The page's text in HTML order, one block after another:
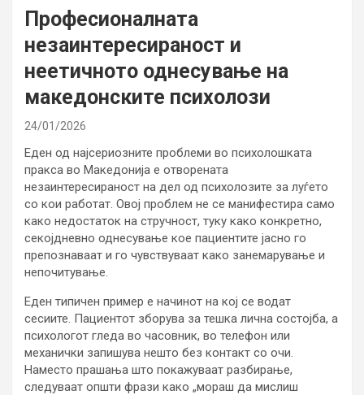
Професионалната
незаинтересираност и
неетичното однесување на
македонските психолози
24/01/2026
Еден од најсериозните проблеми во психолошката
пракса во Македонија е отворената
незаинтересираност на дел од психолозите за луѓето
со кои работат. Овој проблем не се манифестира само
како недостаток на стручност, туку како конкретно,
секојдневно однесување кое пациентите јасно го
препознаваат и го чувствуваат како занемарување и
непочитување.
Еден типичен пример е начинот на кој се водат
сесиите. Пациентот зборува за тешка лична состојба, а
психологот гледа во часовник, во телефон или
механички запишува нешто без контакт со очи.
Наместо прашања што покажуваат разбирање,
следуваат општи фрази како „мораш да мислиш